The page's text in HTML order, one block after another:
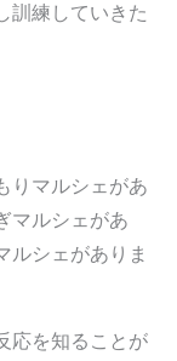
訓練していきた
りマルシェがあ
マルシェがあ
ルシェがありま
応を知ることが